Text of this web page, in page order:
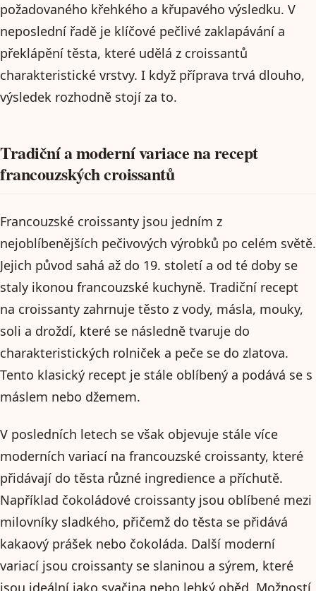
požadovaného křehkého a křupavého výsledku. V
neposlední řadě je klíčové pečlivé zaklapávání a
překlápění těsta, které udělá z croissantů
charakteristické vrstvy. I když příprava trvá dlouho,
výsledek rozhodně stojí za to.
Tradiční a moderní variace na recept
francouzských croissantů
Francouzské croissanty jsou jedním z
nejoblíbenějších pečivových výrobků po celém světě.
Jejich původ sahá až do 19. století a od té doby se
staly ikonou francouzské kuchyně. Tradiční recept
na croissanty zahrnuje těsto z vody, másla, mouky,
soli a droždí, které se následně tvaruje do
charakteristických rolniček a peče se do zlatova.
Tento klasický recept je stále oblíbený a podává se s
máslem nebo džemem.
V posledních letech se však objevuje stále více
moderních variací na francouzské croissanty, které
přidávají do těsta různé ingredience a příchutě.
Například čokoládové croissanty jsou oblíbené mezi
milovníky sladkého, přičemž do těsta se přidává
kakaový prášek nebo čokoláda. Další moderní
variací jsou croissanty se slaninou a sýrem, které
jsou ideální jako svačina nebo lehký oběd. Možností